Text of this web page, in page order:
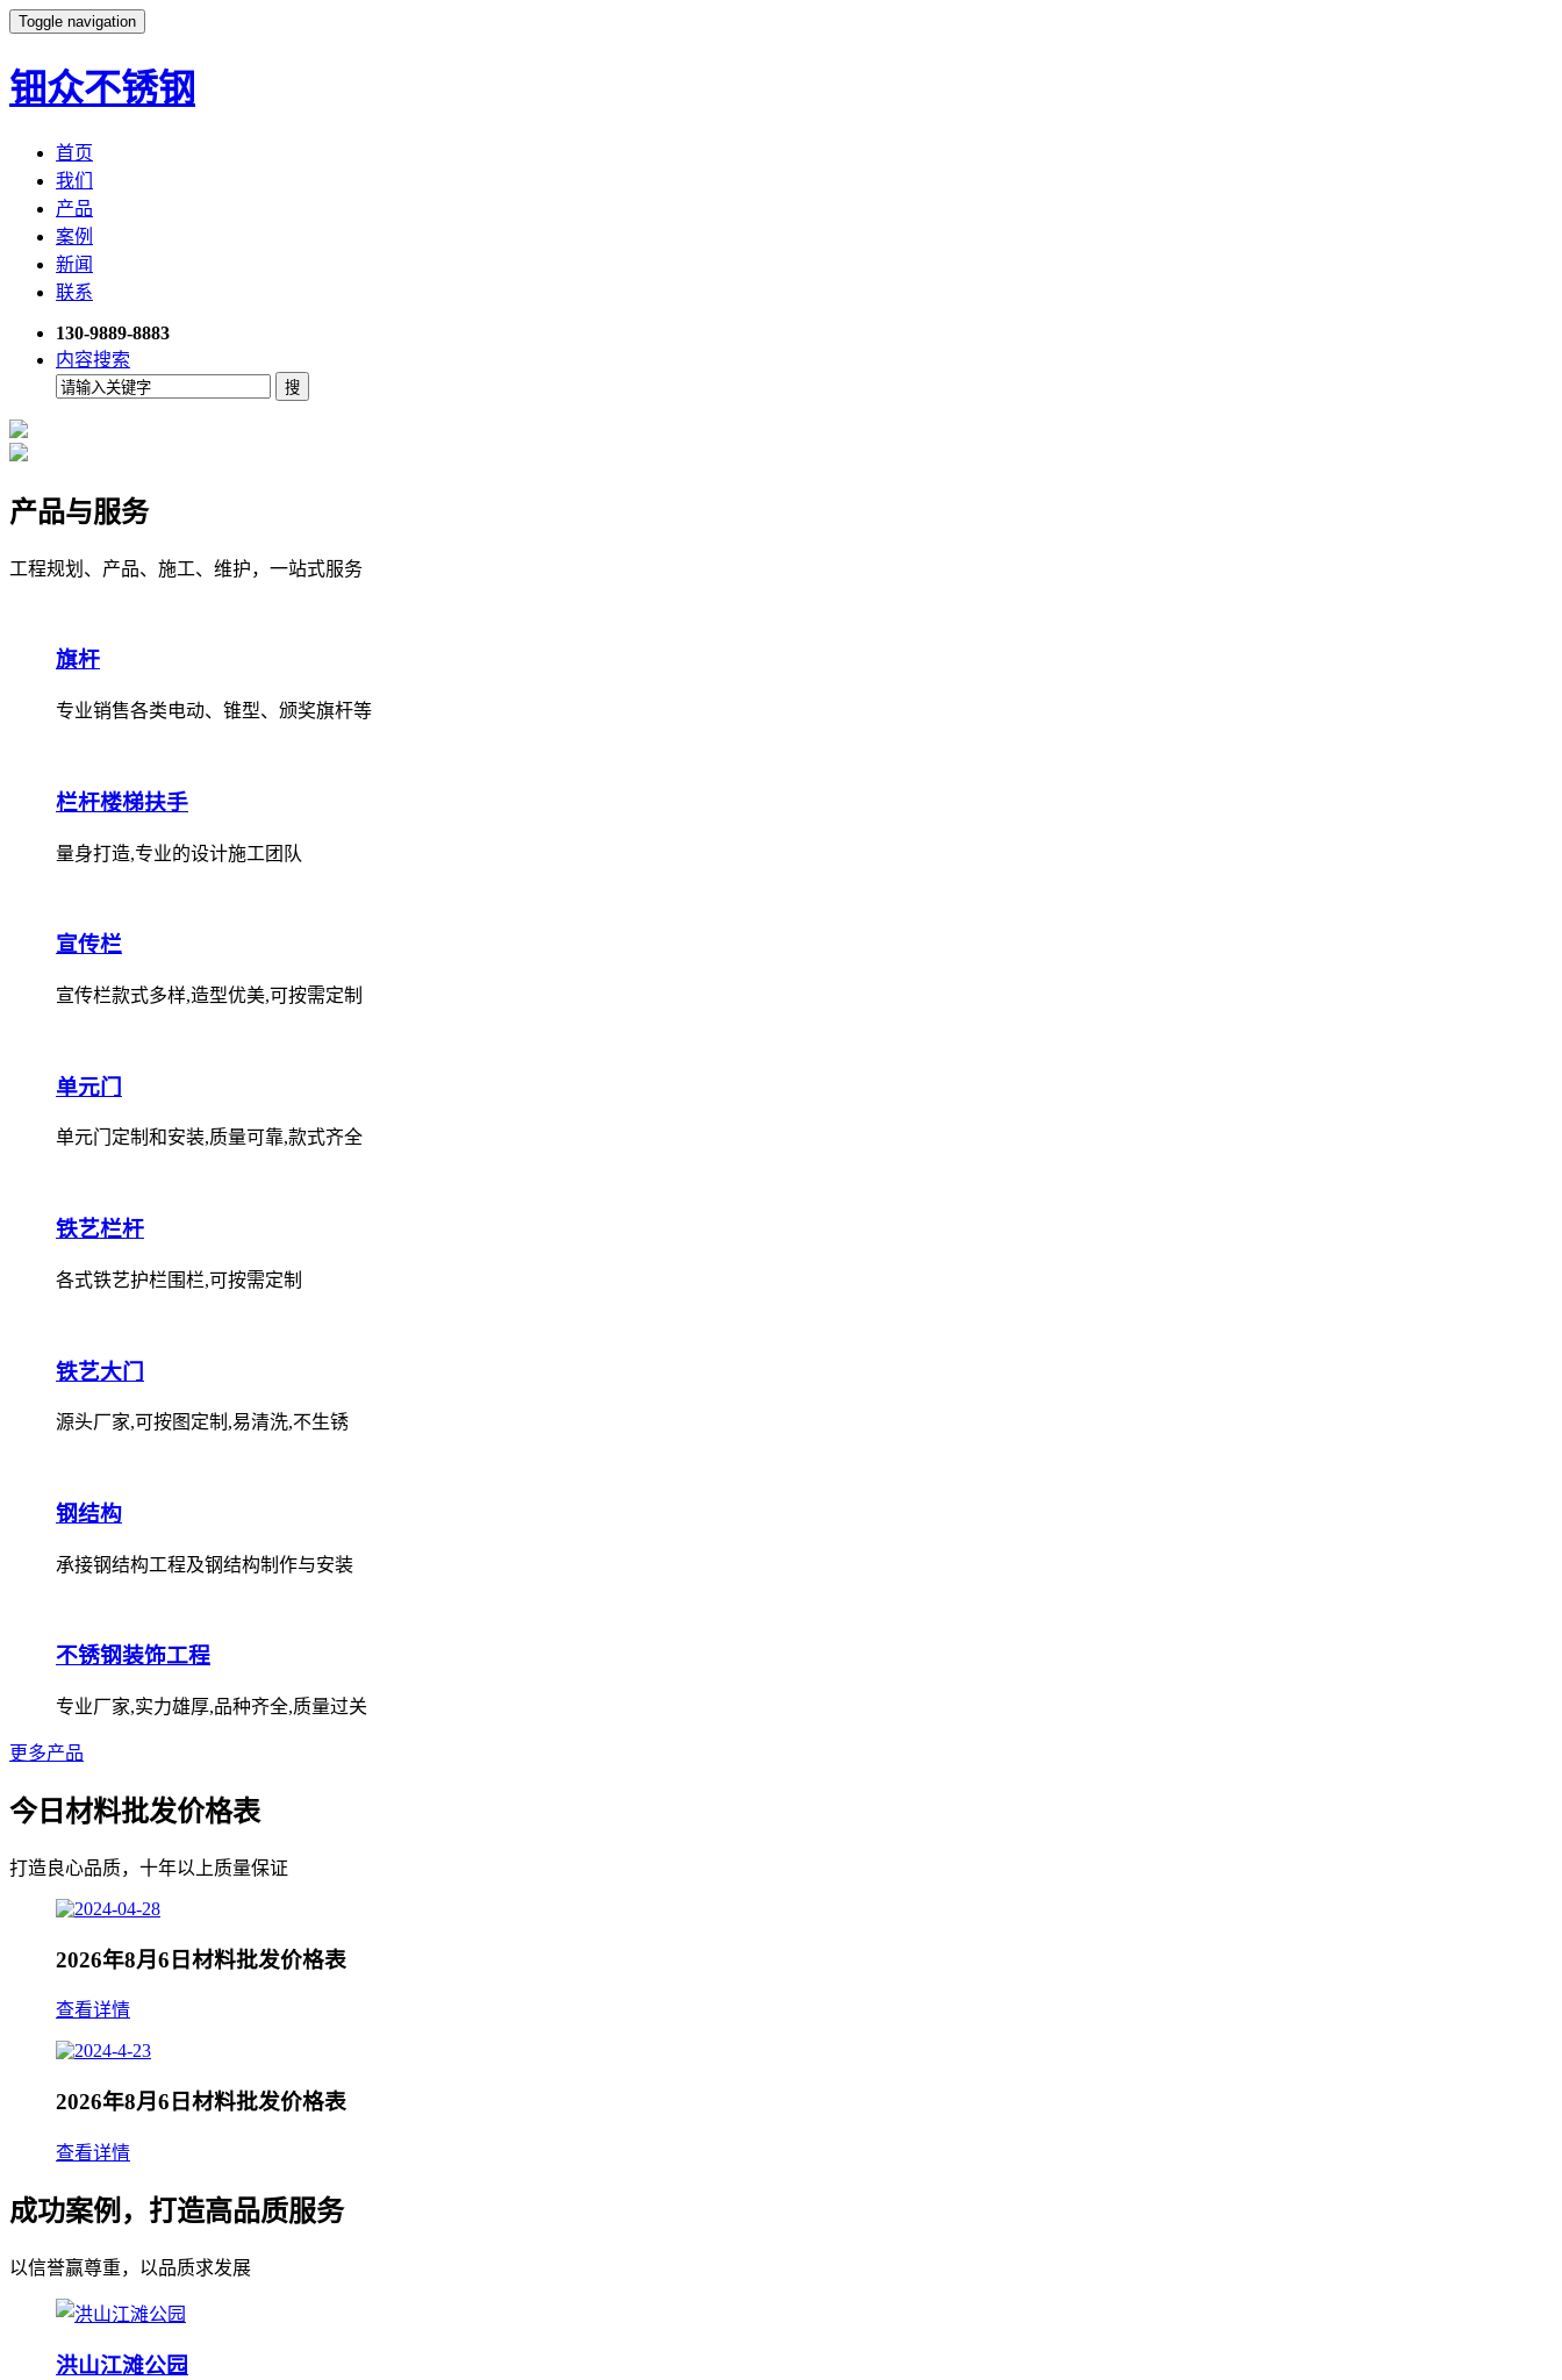
Toggle navigation
钿众不锈钢
首页
我们
产品
案例
新闻
联系
130-9889-8883
内容搜索
产品与服务
工程规划、产品、施工、维护，一站式服务
旗杆
专业销售各类电动、锥型、颁奖旗杆等
栏杆楼梯扶手
量身打造,专业的设计施工团队
宣传栏
宣传栏款式多样,造型优美,可按需定制
单元门
单元门定制和安装,质量可靠,款式齐全
铁艺栏杆
各式铁艺护栏围栏,可按需定制
铁艺大门
源头厂家,可按图定制,易清洗,不生锈
钢结构
承接钢结构工程及钢结构制作与安装
不锈钢装饰工程
专业厂家,实力雄厚,品种齐全,质量过关
更多产品
今日材料批发价格表
打造良心品质，十年以上质量保证
2026年8月6日材料批发价格表
查看详情
2026年8月6日材料批发价格表
查看详情
成功案例，打造高品质服务
以信誉赢尊重，以品质求发展
洪山江滩公园